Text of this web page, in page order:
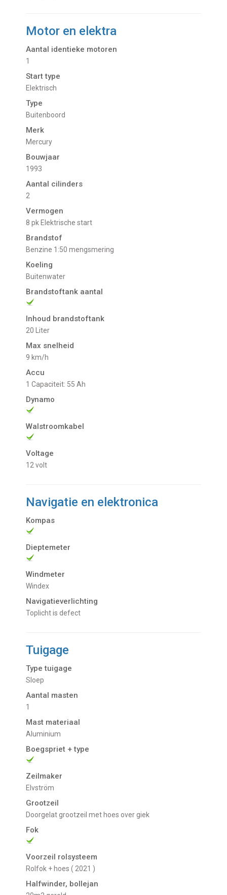
Motor en elektra
Aantal identieke motoren
1
Start type
Elektrisch
Type
Buitenboord
Merk
Mercury
Bouwjaar
1993
Aantal cilinders
2
Vermogen
8 pk Elektrische start
Brandstof
Benzine 1:50 mengsmering
Koeling
buitenwater
Brandstoftank aantal
Inhoud brandstoftank
20 Liter
Max snelheid
9 km/h
Accu
1 Capaciteit: 55 Ah
Dynamo
Walstroomkabel
Voltage
12 volt
Navigatie en elektronica
Kompas
Dieptemeter
Windmeter
Windex
Navigatieverlichting
toplicht is defect
Tuigage
Type tuigage
Sloep
Aantal masten
1
Mast materiaal
Aluminium
Boegspriet + type
Zeilmaker
Elvström
Grootzeil
Doorgelat grootzeil met hoes over giek
Fok
Voorzeil rolsysteem
Rolfok + hoes ( 2021 )
Halfwinder, bollejan